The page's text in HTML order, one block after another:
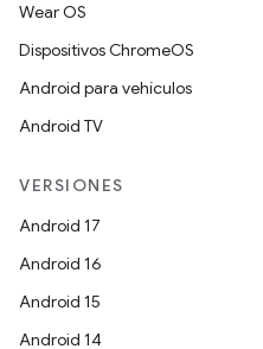
Wear OS
Dispositivos ChromeOS
Android para vehículos
Android TV
VERSIONES
Android 17
Android 16
Android 15
Android 14